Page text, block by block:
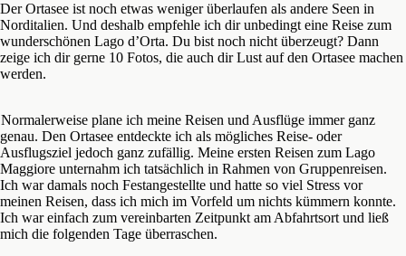
Der Ortasee ist noch etwas weniger überlaufen als andere Seen in
Norditalien. Und deshalb empfehle ich dir unbedingt eine Reise zum
wunderschönen Lago d’Orta. Du bist noch nicht überzeugt? Dann
zeige ich dir gerne 10 Fotos, die auch dir Lust auf den Ortasee machen
werden.
Normalerweise plane ich meine Reisen und Ausflüge immer ganz
genau. Den Ortasee entdeckte ich als mögliches Reise- oder
Ausflugsziel jedoch ganz zufällig. Meine ersten Reisen zum Lago
Maggiore unternahm ich tatsächlich in Rahmen von Gruppenreisen.
Ich war damals noch Festangestellte und hatte so viel Stress vor
meinen Reisen, dass ich mich im Vorfeld um nichts kümmern konnte.
Ich war einfach zum vereinbarten Zeitpunkt am Abfahrtsort und ließ
mich die folgenden Tage überraschen.